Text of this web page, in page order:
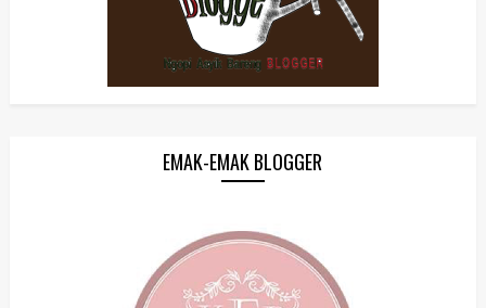
EMAK-EMAK BLOGGER